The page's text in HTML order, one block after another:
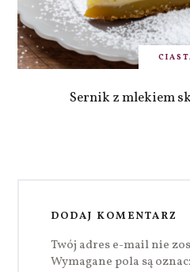
Sernik z mlekiem
DODAJ KOMENTARZ
Twój adres e-mail nie
Wymagane pola są